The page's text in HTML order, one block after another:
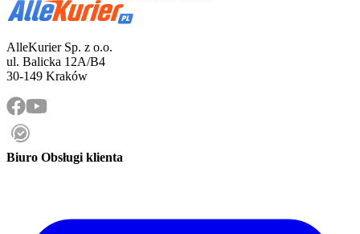
AlleKurier Sp. z o.o.
ul. Balicka 12A/B4
30-149 Kraków
Biuro Obsługi klienta